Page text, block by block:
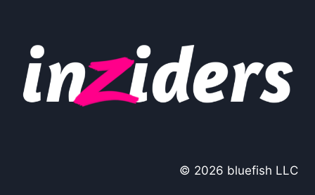
© 2026 bluefish LLC